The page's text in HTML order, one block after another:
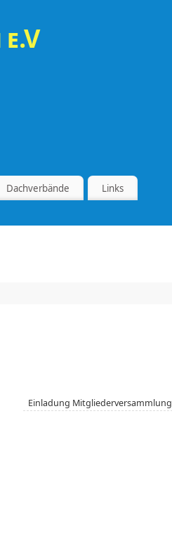
Dachverbände
Links
Einladung Mitgliederversammlung